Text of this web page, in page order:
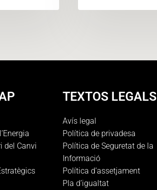
del Canvi
TEXTOS LEGALS
Avís legal
Política de privadesa
Política de Seguretat de la
Informació
Política d’assetjament
Pla d’igualtat